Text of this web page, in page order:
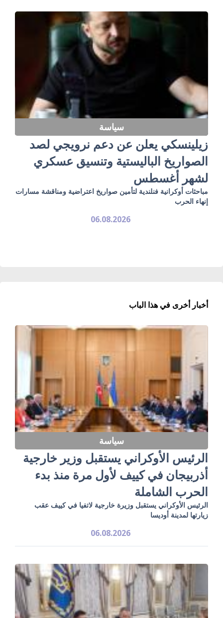
سياسة
زيلينسكي يعلن عن دعم نرويجي لصد
الصواريخ الباليستية وتنسيق عسكري
لشهر أغسطس
مباحثات أوكرانية فنلندية لتأمين صواريخ اعتراضية ومناقشة مسارات
إنهاء الحرب
06.08.2026
أخبار أخرى في هذا الباب
سياسة
الرئيس الأوكراني يستقبل وزير خارجية
أذربيجان في كييف لأول مرة منذ بدء
الحرب الشاملة
الرئيس الأوكراني يستقبل وزيرة خارجية لاتفيا في كييف عقب
زيارتها لمدينة أوديسا
06.08.2026